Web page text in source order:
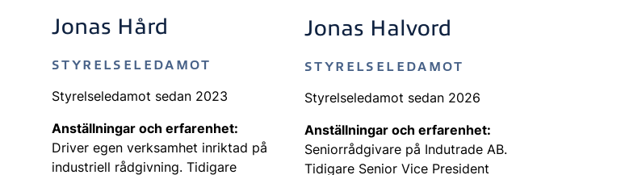
Jonas Hård
STYRELSELEDAMOT
Styrelseledamot sedan 2023
Anställningar och erfarenhet:
Driver egen verksamhet inriktad på
industriell rådgivning. Tidigare
Jonas Halvord
STYRELSELEDAMOT
Styrelseledamot sedan 2026
Anställningar och erfarenhet:
Seniorrådgivare på Indutrade AB.
Tidigare Senior Vice President